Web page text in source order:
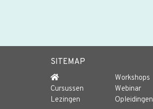
SITEMAP
Cursussen
Lezingen
Workshops
Webinar
Opleidingen